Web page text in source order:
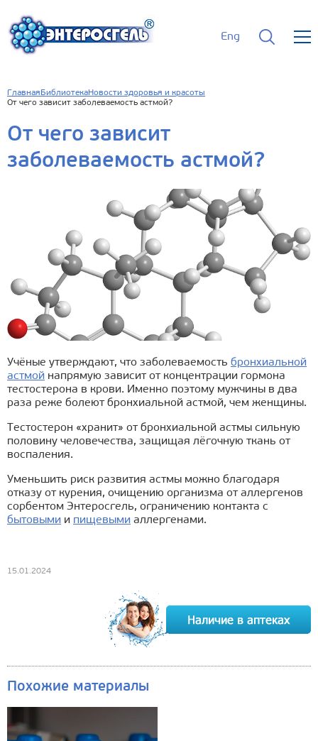
Eng
Главная БиблиотекаНовости здоровья и красоты
От чего зависит заболеваемость астмой?
От чего зависит
заболеваемость астмой?
Учёные утверждают, что заболеваемость бронхиальной
астмой напрямую зависит от концентрации гормона
тестостерона в крови. Именно поэтому мужчины в два
раза реже болеют бронхиальной астмой, чем женщины.
Тестостерон «хранит» от бронхиальной астмы сильную
половину человечества, защищая лёгочную ткань от
воспаления.
Уменьшить риск развития астмы можно благодаря
отказу от курения, очищению организма от аллергенов
сорбентом Энтеросгель, ограничению контакта с
бытовыми и пищевыми аллергенами.
15.01.2024
Похожие материалы